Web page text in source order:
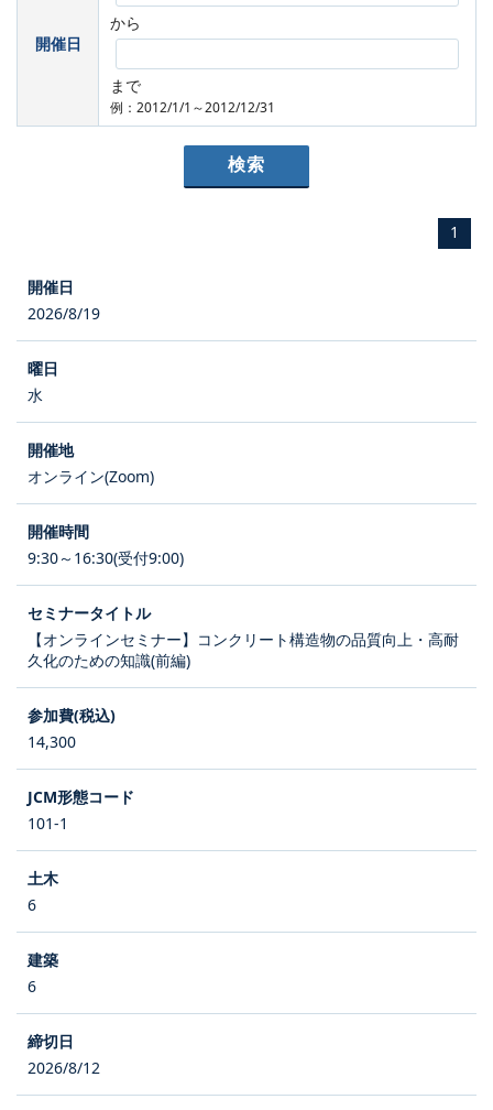
開催日
から
まで
例：2012/1/1～2012/12/31
1
2026/8/19
水
オンライン(Zoom)
9:30～16:30(受付9:00)
【オンラインセミナー】コンクリート構造物の品質向上・高耐
久化のための知識(前編)
14,300
101-1
6
6
2026/8/12